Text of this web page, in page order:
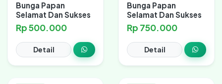
Bunga Papan
Selamat Dan Sukses
Rp 500.000
Detail
Bunga Papan
Selamat Dan Sukses
Rp 750.000
Detail